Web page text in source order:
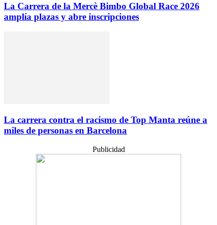
La Carrera de la Mercè Bimbo Global Race 2026
amplía plazas y abre inscripciones
La carrera contra el racismo de Top Manta reúne a
miles de personas en Barcelona
Publicidad